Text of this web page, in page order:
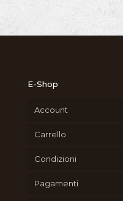
E-Shop
Account
Carrello
Condizioni
Pagamenti